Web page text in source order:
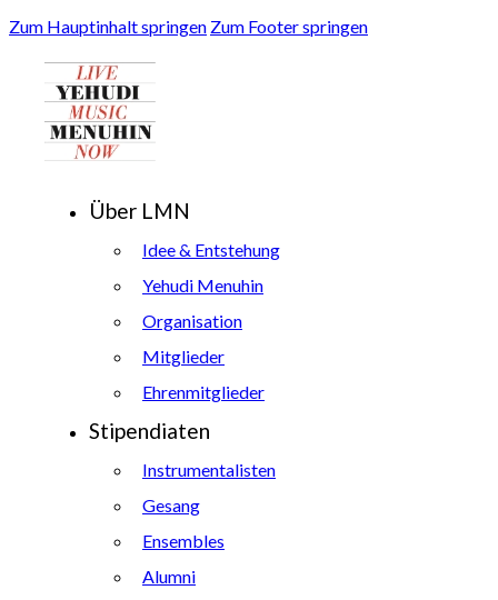
Zum Hauptinhalt springen Zum Footer springen
Über LMN
Idee & Entstehung
Yehudi Menuhin
Organisation
Mitglieder
Ehrenmitglieder
Stipendiaten
Instrumentalisten
Gesang
Ensembles
Alumni